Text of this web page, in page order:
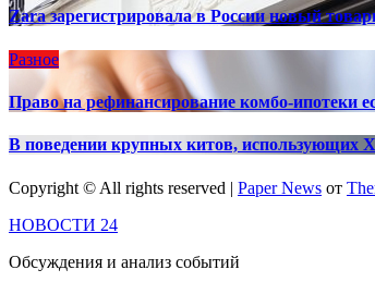
Zara зарегистрировала в России новый
Разное
Право на рефинансирование комбо-ипотеки
В поведении крупных китов, использующих
Copyright © All rights reserved | Paper News от
НОВОСТИ 24
Обсуждения и анализ событий